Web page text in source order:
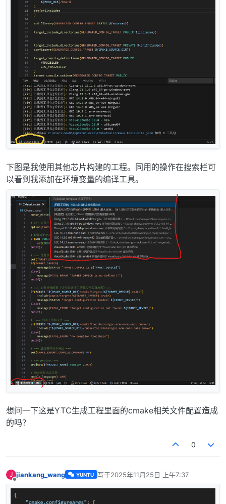
下图是我使用其他芯片构建的工程。同用的操作在搜索栏可
以看到我添加在环境变量的编译工具。
想问一下这是YTC生成工程里面的cmake相关文件配置造成
的吗？
0
J jiankang_wang YUNTU 写于2025年11月25日 上午7:37
最后由 编辑